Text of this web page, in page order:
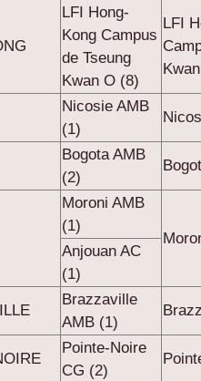
LFI Hong-
Kong Campus
de Tseung
Kwan O (8)
LFI
Nicosie AMB
(1)
Bogota AMB
(2)
Moroni AMB
(1)
Anjouan AC
(1)
Brazzaville
AMB (1)
Pointe-Noire
CG (2)